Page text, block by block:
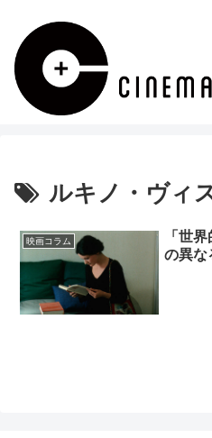
ルキノ・ヴィ
映画コラム
「世
の異な